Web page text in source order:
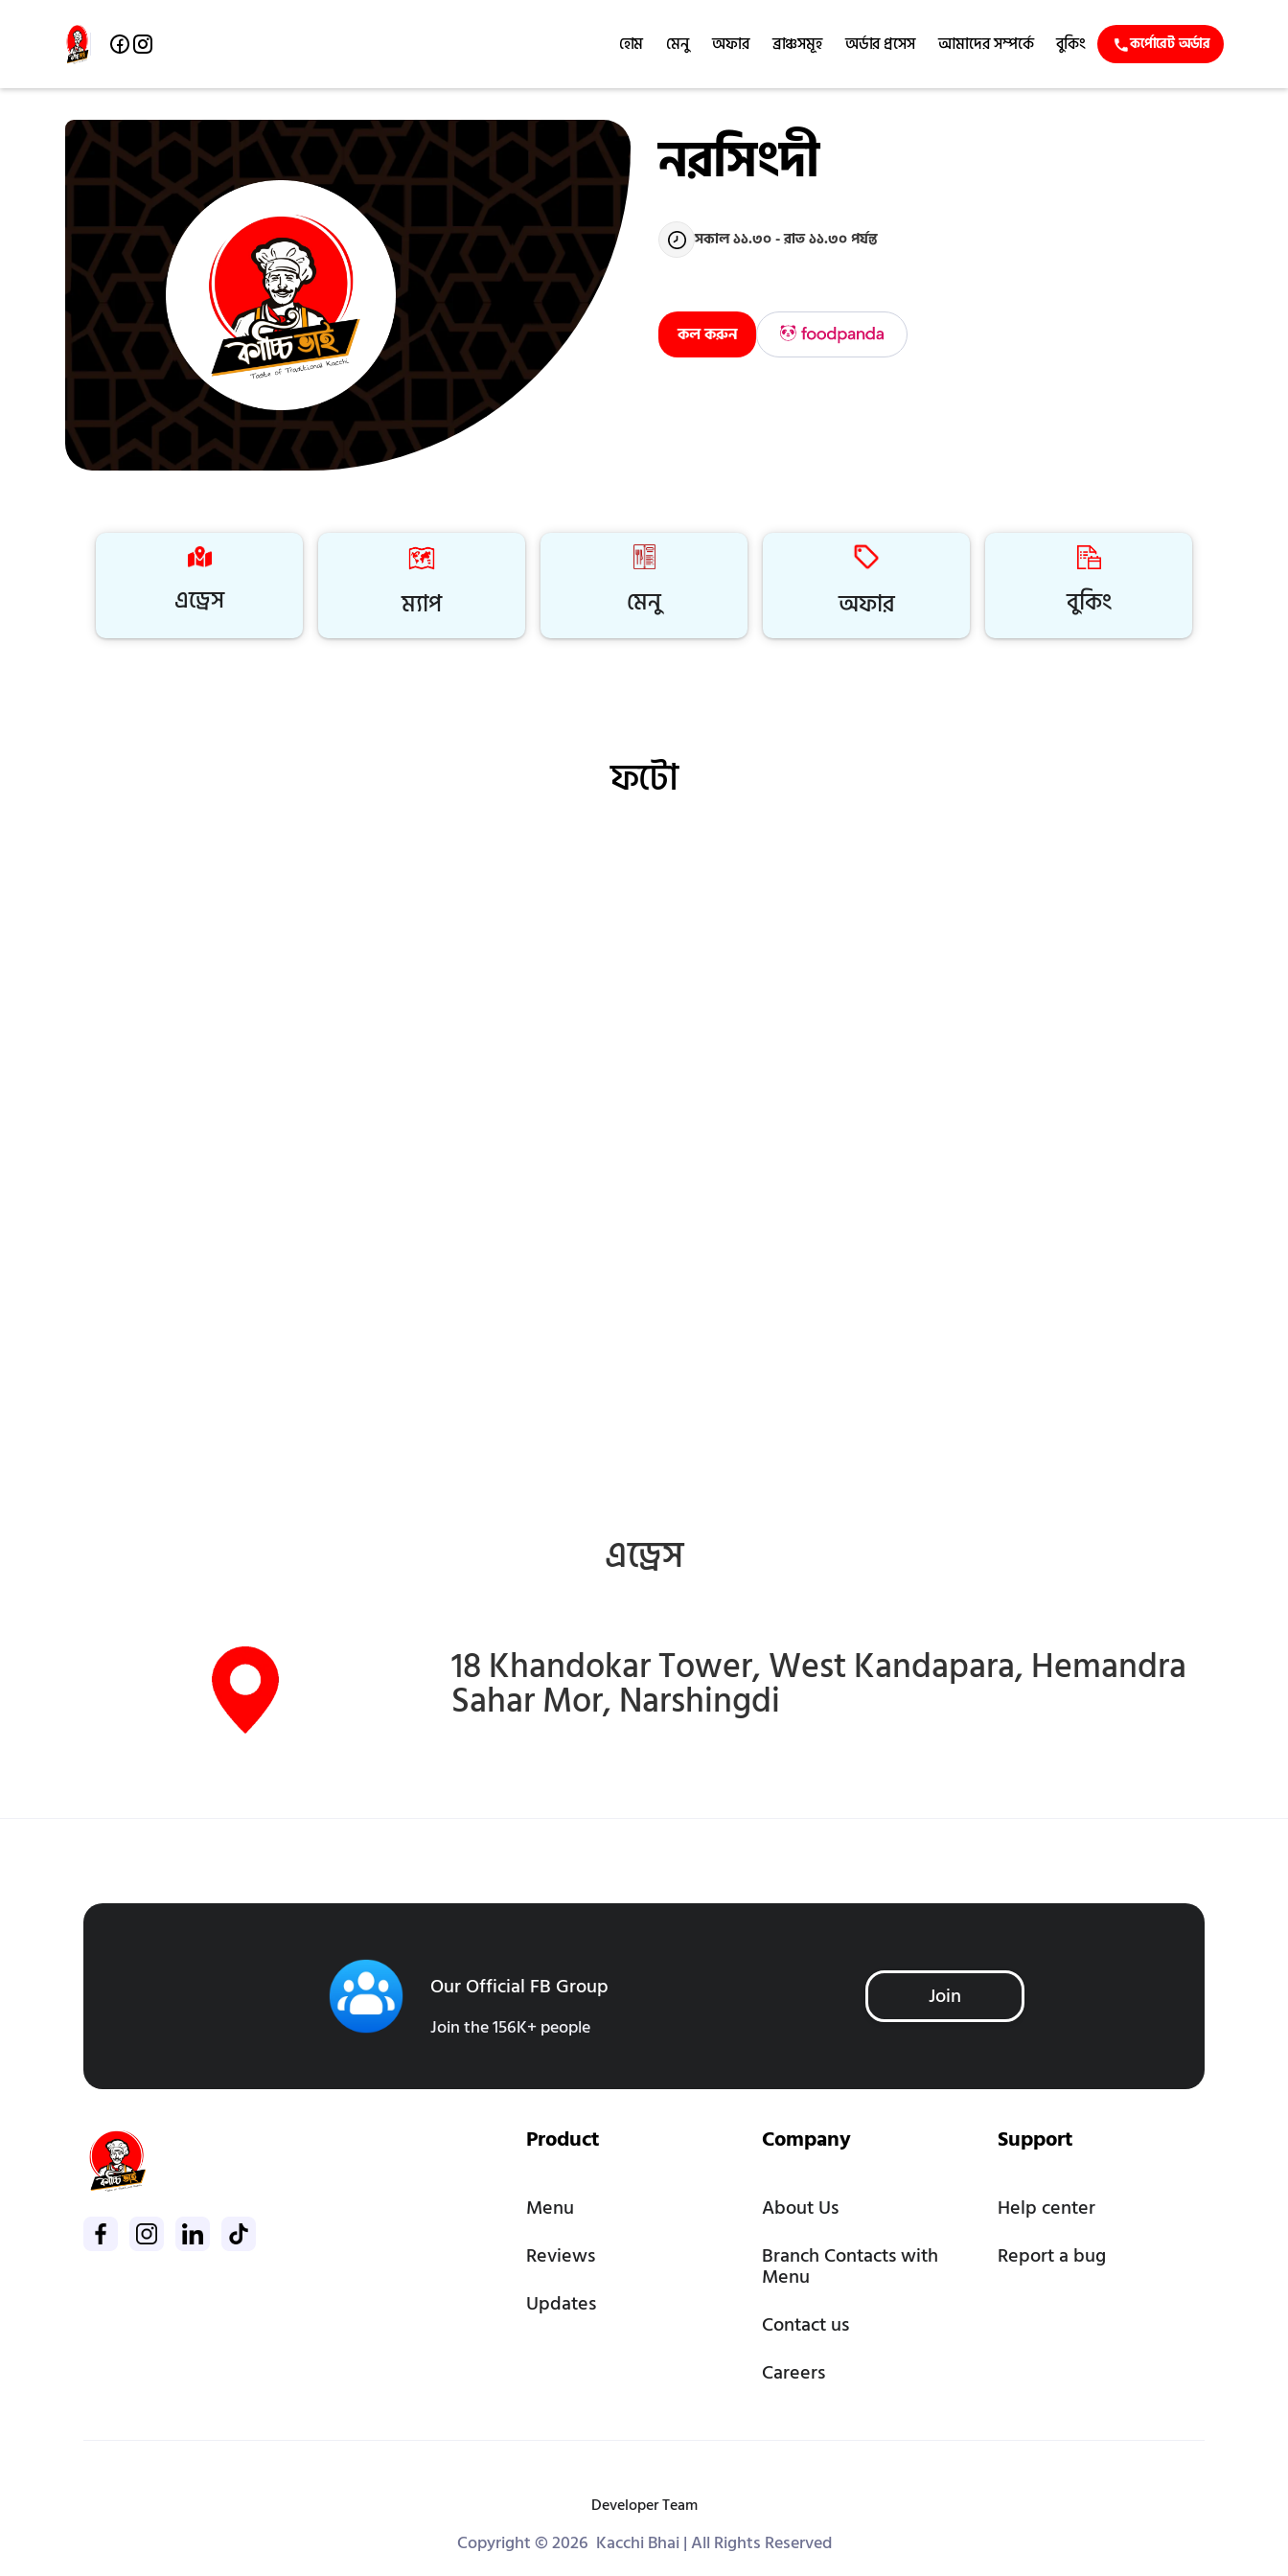
হোম মেনু অফার ব্রাঞ্চসমূহ অর্ডার প্রসেস আমাদের সম্পর্কে বুকিং কর্পোরেট অর্ডার
নরসিংদী
সকাল ১১.৩০ - রাত ১১.৩০ পর্যন্ত
কল করুন
এড্রেস ম্যাপ মেনু অফার বুকিং
ফটো
এড্রেস
18 Khandokar Tower, West Kandapara, Hemandra
Sahar Mor, Narshingdi
Our Official FB Group
Join the 156K+ people
Join
Product
Menu
Reviews
Updates
Company
About Us
Branch Contacts with
Menu
Contact us
Careers
Support
Help center
Report a bug
Developer Team
Copyright © 2026 Kacchi Bhai | All Rights Reserved